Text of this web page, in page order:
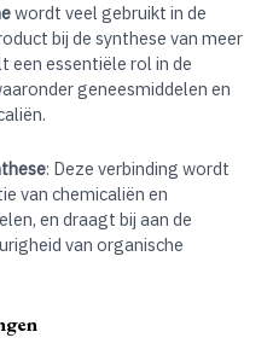
wordt veel gebruikt in de
bij de synthese van meer
een essentiële rol in de
geneesmiddelen en
: Deze verbinding wordt
van chemicaliën en
en draagt bij aan de
van organische